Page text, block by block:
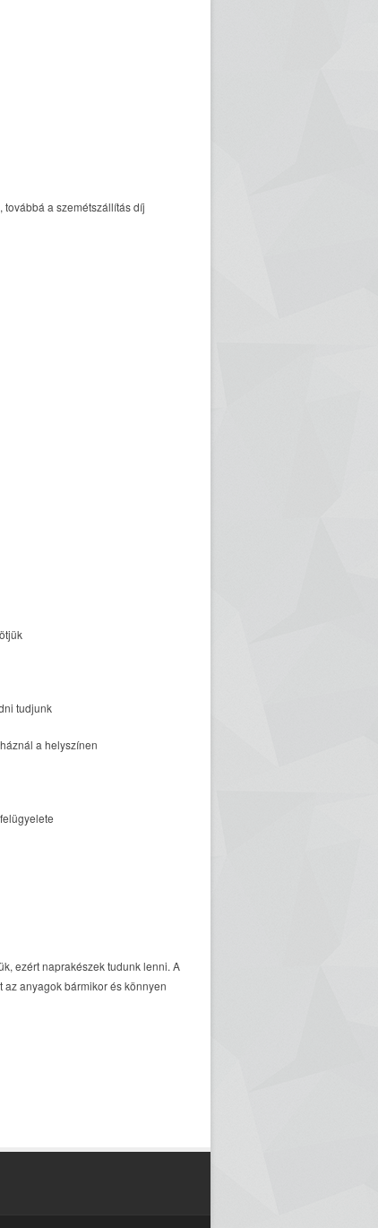
a szemétszállítás díj
tudjunk
a helyszínen
ezért naprakészek tudunk lenni. A
anyagok bármikor és könnyen